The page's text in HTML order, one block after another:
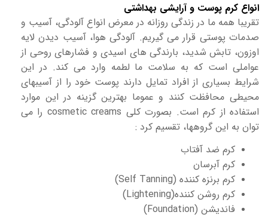
انواع کرم پوست و آرایشی بهداشتی
تقریبا همه ما در زندگی روزانه در معرض انواع آلودگی، آسیب و
صدمات پوستی قرار می گیریم. آلودگی هوا، آسیب دیدن لایه
اوزون، تابش شدید، بارندگی های اسیدی و فشارهای روحی از
عواملی است که به سلامت ما لطمه وارد می کند. در این
شرایط بسیاری از افراد تمایل دارند پوست خود را از آسیبهای
محیطی محافظت کنند و عموما بهترین گزینه در این موارد
استفاده از کرم است. بصورت کلی cosmetic creams را می
توان به این گروهها، تقسیم کرد :
کرم ضد آفتاب
کرم آبرسان
کرم برنزه کننده (Self Tanning)
کرم روشن کننده(Lightening)
فاندیشن (Foundation)